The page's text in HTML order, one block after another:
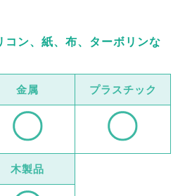
コン、紙、布、ターボリンな
金属 プラスチック
木製品